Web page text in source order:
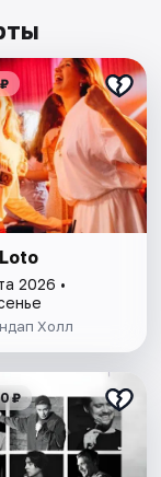
2026 •
Холл
₽